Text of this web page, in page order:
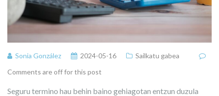
Sonia González 2024-05-16
Sailkatu gabea
Comments are off for this post
Seguru termino hau behin baino gehiagotan entzun duzula